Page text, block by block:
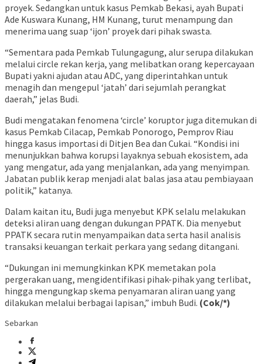
proyek. Sedangkan untuk kasus Pemkab Bekasi, ayah Bupati
Ade Kuswara Kunang, HM Kunang, turut menampung dan
menerima uang suap ‘ijon’ proyek dari pihak swasta.
“Sementara pada Pemkab Tulungagung, alur serupa dilakukan
melalui circle rekan kerja, yang melibatkan orang kepercayaan
Bupati yakni ajudan atau ADC, yang diperintahkan untuk
menagih dan mengepul ‘jatah’ dari sejumlah perangkat
daerah,” jelas Budi.
Budi mengatakan fenomena ‘circle’ koruptor juga ditemukan di
kasus Pemkab Cilacap, Pemkab Ponorogo, Pemprov Riau
hingga kasus importasi di Ditjen Bea dan Cukai. “Kondisi ini
menunjukkan bahwa korupsi layaknya sebuah ekosistem, ada
yang mengatur, ada yang menjalankan, ada yang menyimpan.
Jabatan publik kerap menjadi alat balas jasa atau pembiayaan
politik,” katanya.
Dalam kaitan itu, Budi juga menyebut KPK selalu melakukan
deteksi aliran uang dengan dukungan PPATK. Dia menyebut
PPATK secara rutin menyampaikan data serta hasil analisis
transaksi keuangan terkait perkara yang sedang ditangani.
“Dukungan ini memungkinkan KPK memetakan pola
pergerakan uang, mengidentifikasi pihak-pihak yang terlibat,
hingga mengungkap skema penyamaran aliran uang yang
dilakukan melalui berbagai lapisan,” imbuh Budi. (Cok/*)
Sebarkan